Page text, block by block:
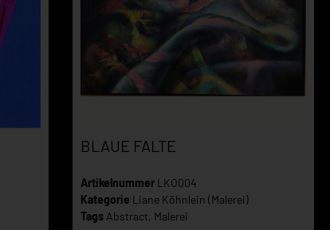
BLAUE FALTE
Artikelnummer LKO004
Kategorie Liane Köhnlein (Malerei)
Tags Abstract, Malerei